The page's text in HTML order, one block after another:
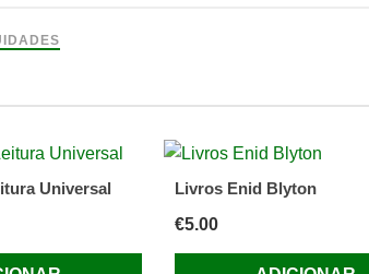
Universal
Livros Enid Blyton
€5.00